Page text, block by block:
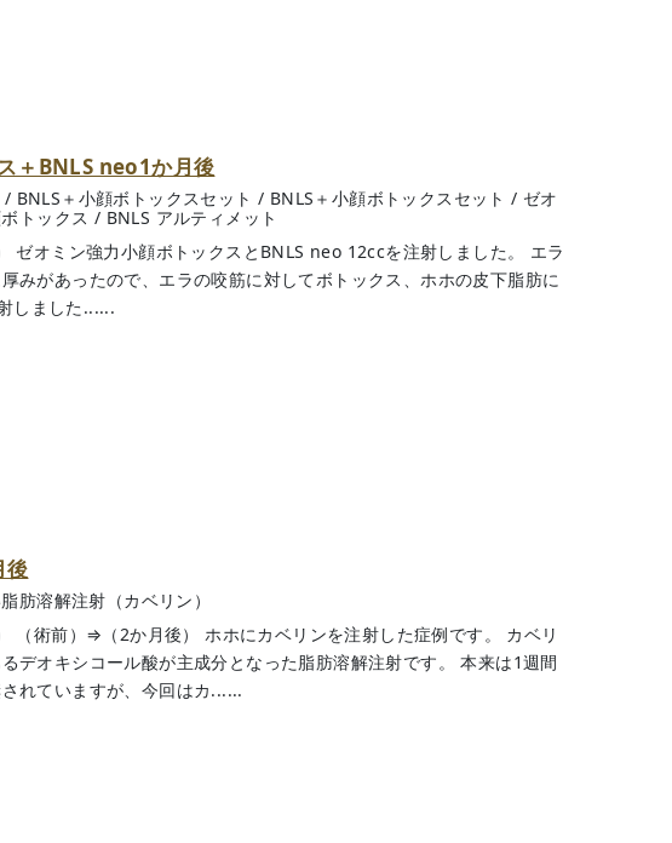
＋BNLS neo1か月後
/ BNLS＋小顔ボトックスセット / BNLS＋小顔ボトックスセット / ゼオ
トックス / BNLS アルティメット
ゼオミン強力小顔ボトックスとBNLS neo 12ccを注射しました。 エラ
みがあったので、エラの咬筋に対してボトックス、ホホの皮下脂肪に
しました......
後
肪溶解注射（カベリン）
（術前）⇒（2か月後） ホホにカベリンを注射した症例です。 カベリ
デオキシコール酸が主成分となった脂肪溶解注射です。 本来は1週間
れていますが、今回はカ......